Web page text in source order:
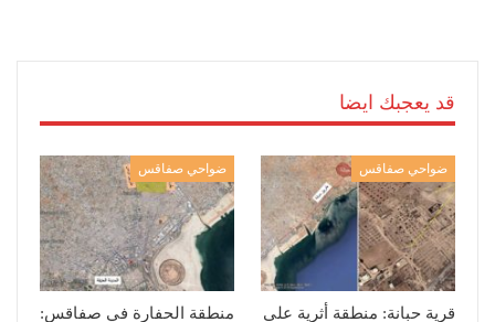
قد يعجبك ايضا
ضواحي صفاقس
قرية حبانة: منطقة أثرية على
ضواحي صفاقس
منطقة الحفارة في صفاقس: